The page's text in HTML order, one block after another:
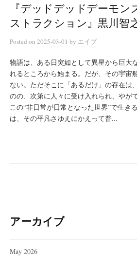
『デッドデッドデーモ
ストラクション』黒川智
Posted on 2025-03-01 by エイプ
物語は、ある日突如として異星から巨大
れるところから始まる。だが、その宇宙
ない。ただそこに「あるだけ」の存在は
のの、次第に人々に受け入れられ、やが
この“非日常が日常となった世界”で生き
は、その平凡さゆえにかえって普...
アーカイブ
May 2026